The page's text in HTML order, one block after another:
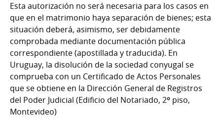
Esta autorización no será necesaria para los casos en
que en el matrimonio haya separación de bienes; esta
situación deberá, asimismo, ser debidamente
comprobada mediante documentación pública
correspondiente (apostillada y traducida). En
Uruguay, la disolución de la sociedad conyugal se
comprueba con un Certificado de Actos Personales
que se obtiene en la Dirección General de Registros
del Poder Judicial (Edificio del Notariado, 2º piso,
Montevideo)